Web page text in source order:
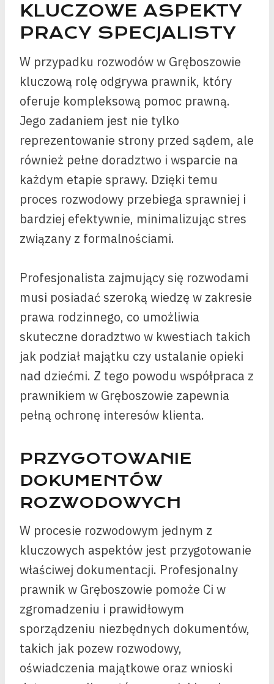
KLUCZOWE ASPEKTY
PRACY SPECJALISTY
W przypadku rozwodów w Gręboszowie
kluczową rolę odgrywa prawnik, który
oferuje kompleksową pomoc prawną.
Jego zadaniem jest nie tylko
reprezentowanie strony przed sądem, ale
również pełne doradztwo i wsparcie na
każdym etapie sprawy. Dzięki temu
proces rozwodowy przebiega sprawniej i
bardziej efektywnie, minimalizując stres
związany z formalnościami.
Profesjonalista zajmujący się rozwodami
musi posiadać szeroką wiedzę w zakresie
prawa rodzinnego, co umożliwia
skuteczne doradztwo w kwestiach takich
jak podział majątku czy ustalanie opieki
nad dziećmi. Z tego powodu współpraca z
prawnikiem w Gręboszowie zapewnia
pełną ochronę interesów klienta.
PRZYGOTOWANIE
DOKUMENTÓW
ROZWODOWYCH
W procesie rozwodowym jednym z
kluczowych aspektów jest przygotowanie
właściwej dokumentacji. Profesjonalny
prawnik w Gręboszowie pomoże Ci w
zgromadzeniu i prawidłowym
sporządzeniu niezbędnych dokumentów,
takich jak pozew rozwodowy,
oświadczenia majątkowe oraz wnioski